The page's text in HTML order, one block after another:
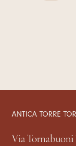
ANTICA TORRE
Via Tornabuoni